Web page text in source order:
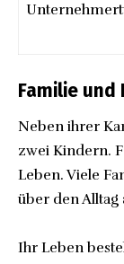
Familie
Neben ihrer
zwei Kindern.
Leben. Viele
über den Alltag
Ihr Leben